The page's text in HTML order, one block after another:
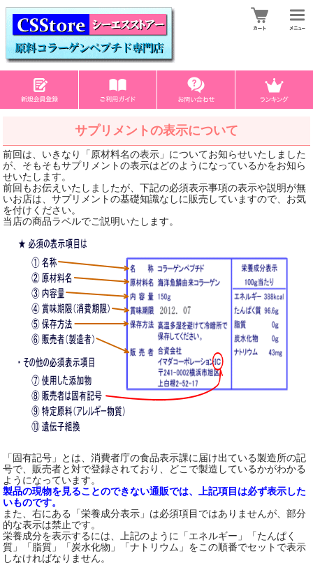
サプリメントの表示について
前回は、いきなり「原材料名の表示」についてお知らせいたしました
が、そもそもサプリメントの表示はどのようになっているかをお知ら
せいたします。
前回もお伝えいたしましたが、下記の必須表示事項の表示や説明が無
いお店は、サプリメントの基礎知識なしに販売していますので、お気
を付けください。
当店の商品ラベルでご説明いたします。
「固有記号」とは、消費者庁の食品表示課に届け出ている製造所の記
号で、販売者と対で登録されており、どこで製造しているかがわかる
ようになっています。
製品の現物を見ることのできない通販では、上記項目は必ず表示した
いものです。
また、右にある「栄養成分表示」は必須項目ではありませんが、部分
的な表示は禁止です。
栄養成分を表示するには、上記のように「エネルギー」「たんぱく
質」「脂質」「炭水化物」「ナトリウム」をこの順番でセットで表示
しなければなりません。